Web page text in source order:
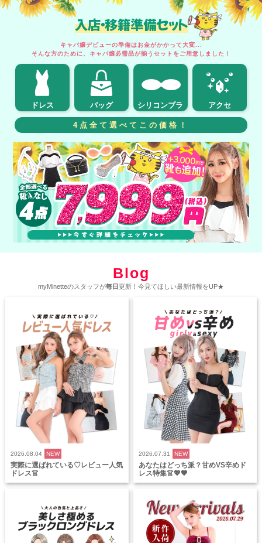
入店・移籍準備セット
キャバ嬢デビューの準備はお金がかかって大変...
そんな方のために、キャバ嬢必需品が揃うセットをご用意しました！
ドレス バッグ シリコンブラ アクセ
4点全て選べてこの価格！
Blog
myMinetteのスタッフが毎日更新！今見てほしい最新情報をUP★
2026.08.04 NEW
実際に選ばれている♡レビュー人気
ドレス👗
2026.07.31 NEW
あなたはどっち派？甘めVS辛めド
レス特集👗💖🖤